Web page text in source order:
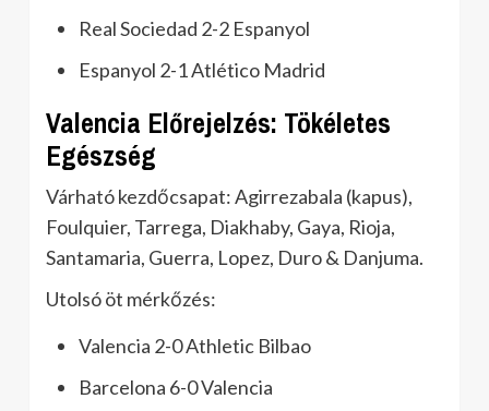
Real Sociedad 2-2 Espanyol
Espanyol 2-1 Atlético Madrid
Valencia Előrejelzés: Tökéletes
Egészség
Várható kezdőcsapat: Agirrezabala (kapus),
Foulquier, Tarrega, Diakhaby, Gaya, Rioja,
Santamaria, Guerra, Lopez, Duro & Danjuma.
Utolsó öt mérkőzés:
Valencia 2-0 Athletic Bilbao
Barcelona 6-0 Valencia